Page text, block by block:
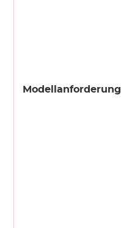
Modellanforderung